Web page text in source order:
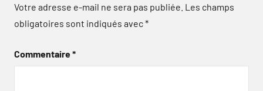
Votre adresse e-mail ne sera pas publiée. Les champs
obligatoires sont indiqués avec*
Commentaire*